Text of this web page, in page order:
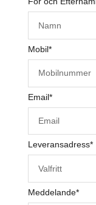
Mobil*
Email*
Leveransadress*
Meddelande*